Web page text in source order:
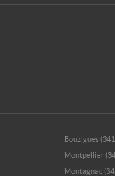
Bouzigues
Montpellier
Montagnac